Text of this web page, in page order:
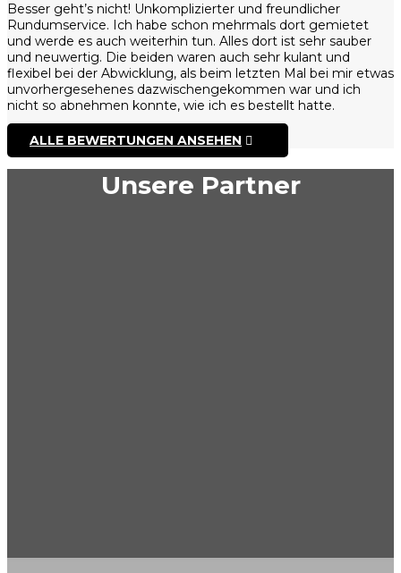
Besser geht’s nicht! Unkomplizierter und freundlicher
Rundumservice. Ich habe schon mehrmals dort gemietet
und werde es auch weiterhin tun. Alles dort ist sehr sauber
und neuwertig. Die beiden waren auch sehr kulant und
flexibel bei der Abwicklung, als beim letzten Mal bei mir etwas
unvorhergesehenes dazwischengekommen war und ich
nicht so abnehmen konnte, wie ich es bestellt hatte.
ALLE BEWERTUNGEN ANSEHEN
Unsere Partner